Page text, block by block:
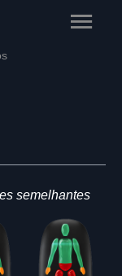
Main
semelhantes